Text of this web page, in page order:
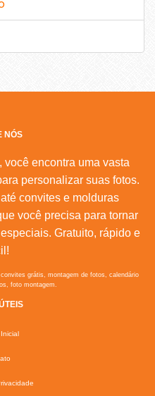
NÓS
, você encontra uma vasta
personalizar suas fotos.
convites e molduras
você precisa para tornar
Gratuito, rápido e
grátis, montagem de fotos, calendário
foto montagem.